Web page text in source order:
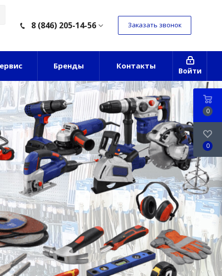
8 (846) 205-14-56 Заказать звонок
Войти
Бренды Контакты
0
0